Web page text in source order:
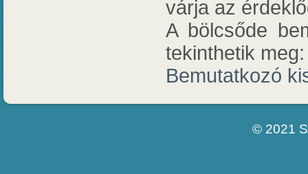
várja az
A bölcsőde
tekinthetik meg:
Bemutatkozó
© 2021